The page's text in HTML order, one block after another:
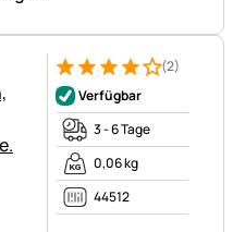
Bewertung: 4 von 5 (2
2 Bewertungen
(2)
Verfügbar
3 - 6 Tage
0,06 kg
44512